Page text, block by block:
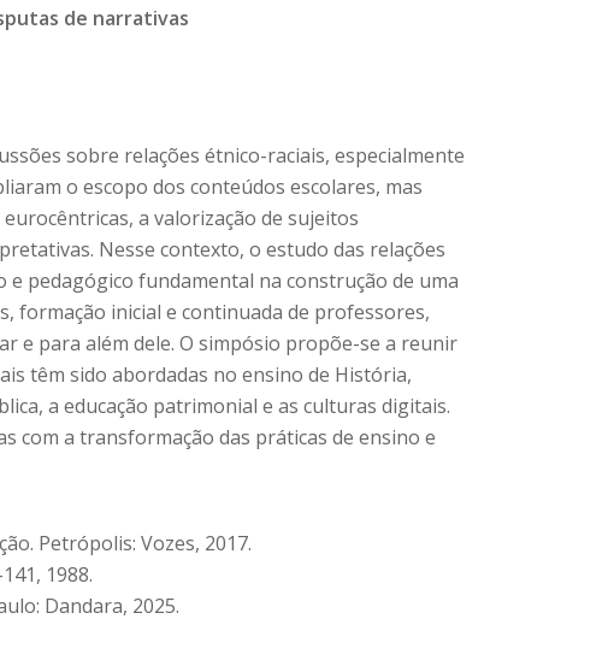
de narrativas
sobre relações étnico-raciais, especialmente
o escopo dos conteúdos escolares, mas
a valorização de sujeitos
Nesse contexto, o estudo das relações
pedagógico fundamental na construção de uma
formação inicial e continuada de professores,
e para além dele. O simpósio propõe-se a reunir
têm sido abordadas no ensino de História,
a educação patrimonial e as culturas digitais.
com a transformação das práticas de ensino e
Petrópolis: Vozes, 2017.
1988.
Dandara, 2025.